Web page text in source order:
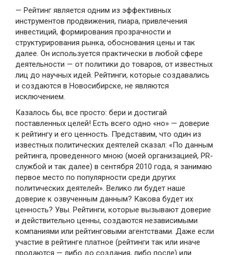
— Рейтинг является одним из эффективных
инструментов продвижения, пиара, привлечения
инвестиций, формирования прозрачности и
структурирования рынка, обоснования цены и так
далее. Он используется практически в любой сфере
деятельности — от политики до товаров, от известных
лиц до научных идей. Рейтинги, которые создавались
и создаются в Новосибирске, не являются
исключением.
Казалось бы, все просто: бери и достигай
поставленных целей! Есть всего одно «но» — доверие
к рейтингу и его ценность. Представим, что один из
известных политических деятелей сказал: «По данным
рейтинга, проведенного мною (моей организацией, PR-
службой и так далее) в сентября 2010 года, я занимаю
первое место по популярности среди других
политических деятелей». Велико ли будет наше
доверие к озвученным данным? Какова будет их
ценность? Увы. Рейтинги, которые вызывают доверие
и действительно ценны, создаются независимыми
компаниями или рейтинговыми агентствами. Даже если
участие в рейтинге платное (рейтинги так или иначе
продаются — либо до создания, либо после) или